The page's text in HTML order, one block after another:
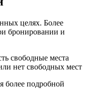
целях. Более
бронировании и
свободные места
нет свободных мест
более подробной